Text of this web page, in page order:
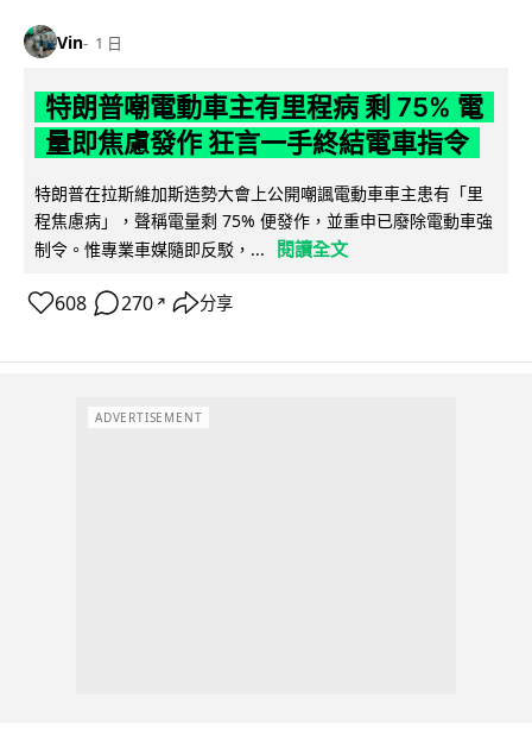
Vin 1 日
特朗普嘲電動車主有里程病 剩 75% 電
量即焦慮發作 狂言一手終結電車指令
特朗普在拉斯維加斯造勢大會上公開嘲諷電動車車主患有「里
程焦慮病」，聲稱電量剩 75% 便發作，並重申已廢除電動車強
制令。惟專業車媒隨即反駁，...
閱讀全文
608 270 ↗ 分享
ADVERTISEMENT